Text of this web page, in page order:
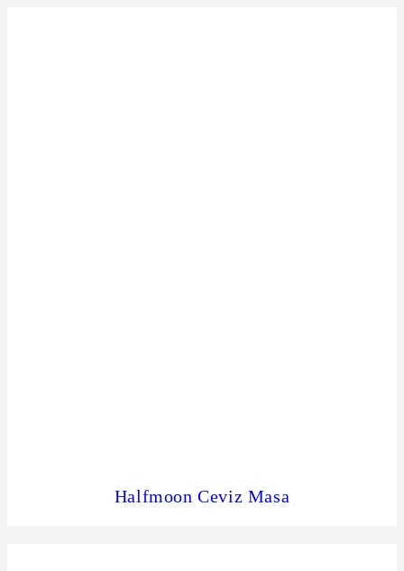
Halfmoon Ceviz Masa